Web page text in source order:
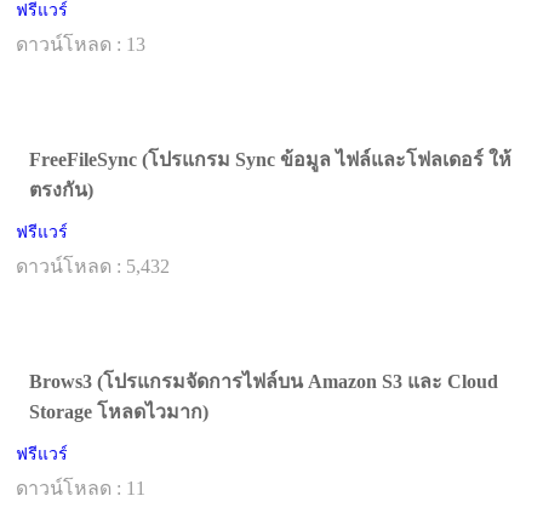
ฟรีแวร์
ดาวน์โหลด : 13
FreeFileSync (โปรแกรม Sync ข้อมูล ไฟล์และโฟลเดอร์ ให้
ตรงกัน)
ฟรีแวร์
ดาวน์โหลด : 5,432
Brows3 (โปรแกรมจัดการไฟล์บน Amazon S3 และ Cloud
Storage โหลดไวมาก)
ฟรีแวร์
ดาวน์โหลด : 11